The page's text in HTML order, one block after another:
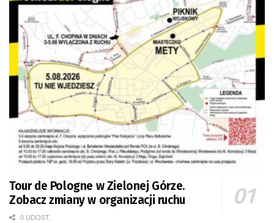
Tour de Pologne w Zielonej Górze.
Zobacz zmiany w organizacji ruchu
0 UDOST.